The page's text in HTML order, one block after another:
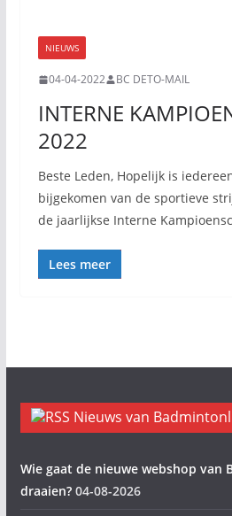
NIEUWS
04-04-2022 BC DETO-MAIL
INTERNE
2022
Beste Leden, Hopelijk is
bijgekomen van de sportieve
de jaarlijkse Interne
Lees meer
Nieuws van
Wie gaat de nieuwe webshop van
draaien? 04-08-2026